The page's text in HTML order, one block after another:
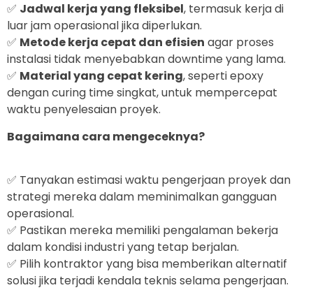
✅ Jadwal kerja yang fleksibel, termasuk kerja di
luar jam operasional jika diperlukan.
✅ Metode kerja cepat dan efisien agar proses
instalasi tidak menyebabkan downtime yang lama.
✅ Material yang cepat kering, seperti epoxy
dengan curing time singkat, untuk mempercepat
waktu penyelesaian proyek.
Bagaimana cara mengeceknya?
✅ Tanyakan estimasi waktu pengerjaan proyek dan
strategi mereka dalam meminimalkan gangguan
operasional.
✅ Pastikan mereka memiliki pengalaman bekerja
dalam kondisi industri yang tetap berjalan.
✅ Pilih kontraktor yang bisa memberikan alternatif
solusi jika terjadi kendala teknis selama pengerjaan.